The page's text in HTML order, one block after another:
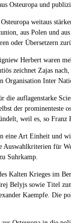
Osteuropa und
weitaus
aus Polen und
oder Übersetzern
Herbert waren
zeichnet Zajas
Organisation Inter
die auflagenstarke
der prominenteste
weil es, so
eine Art Einheit und
für
Suhrkamp.
Kalten Krieges im
Belyjs sowie Titel
Kaempfe. Die